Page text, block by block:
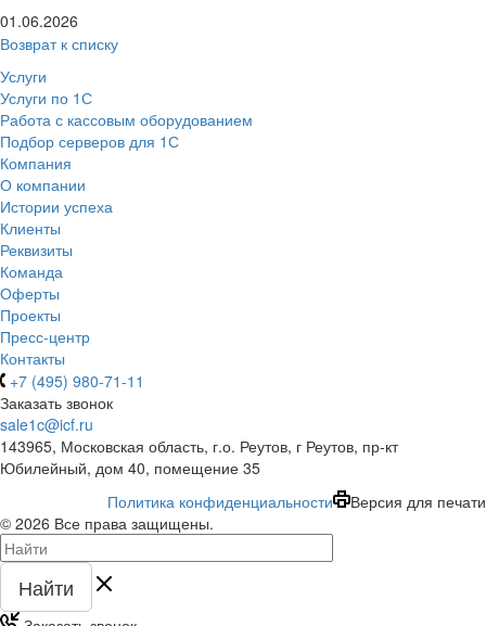
01.06.2026
Возврат к списку
Услуги
Услуги по 1С
Работа с кассовым оборудованием
Подбор серверов для 1С
Компания
О компании
Истории успеха
Клиенты
Реквизиты
Команда
Оферты
Проекты
Пресс-центр
Контакты
+7 (495) 980-71-11
Заказать звонок
sale1c@icf.ru
143965, Московская область, г.о. Реутов, г Реутов, пр-кт
Юбилейный, дом 40, помещение 35
Версия для печати
Политика конфиденциальности
© 2026 Все права защищены.
Найти